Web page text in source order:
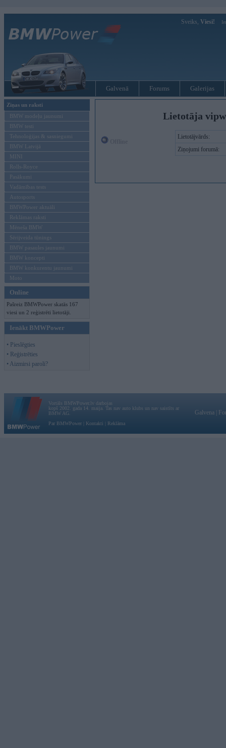
Sveiks, Viesi!
Galvenā Forums Galerijas
Ziņas un raksti
BMW modeļu jaunumi
BMW testi
Tehnoloģijas & sasniegumi
BMW Latvijā
MINI
Rolls-Royce
Pasākumi
Vadāmības tests
Autosports
BMWPower aktuāli
Reklāmas raksti
Mēneša BMW
Sērijveida tūnings
BMW pasaules jaunumi
BMW koncepti
BMW konkurentu jaunumi
Moto
Online
Pašreiz BMWPower skatās 167
viesi un 2 reģistrēti lietotāji.
Ienākt BMWPower
• Pieslēgties
• Reģistrēties
• Aizmirsi paroli?
Lietotāja
Lietotājvārds:
Ziņojumi forumā:
Vortāls BMWPower.lv darbojas
kopš 2002. gada 14. maija. Tas nav auto klubs un nav saistīts ar
BMW AG.
Par BMWPower
Kontakti Reklāma
Galvena